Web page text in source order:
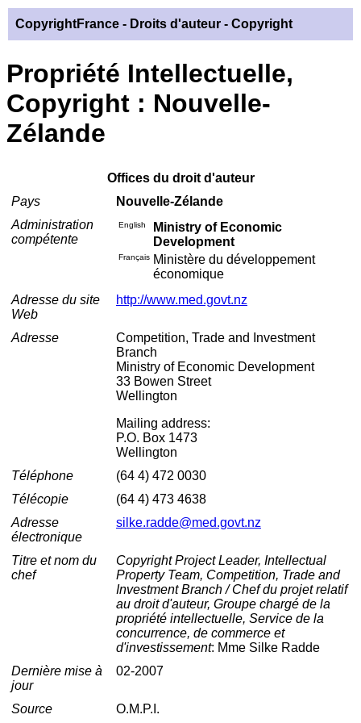
CopyrightFrance - Droits d'auteur - Copyright
Propriété Intellectuelle,
Copyright : Nouvelle-
Zélande
Offices du droit d'auteur
Pays
Nouvelle-Zélande
Administration
compétente
English
Ministry of Economic
Development
Français Ministère du développement
économique
Adresse du site
Web
http://www.med.govt.nz
Adresse
Competition, Trade and Investment
Branch
Ministry of Economic Development
33 Bowen Street
Wellington
Mailing address:
P.O. Box 1473
Wellington
Téléphone
(64 4) 472 0030
Télécopie
(64 4) 473 4638
Adresse
électronique
silke.radde@med.govt.nz
Titre et nom du
chef
Copyright Project Leader, Intellectual
Property Team, Competition, Trade and
Investment Branch / Chef du projet relatif
au droit d'auteur, Groupe chargé de la
propriété intellectuelle, Service de la
concurrence, de commerce et
d'investissement: Mme Silke Radde
Dernière mise à
jour
02-2007
Source O.M.P.I.